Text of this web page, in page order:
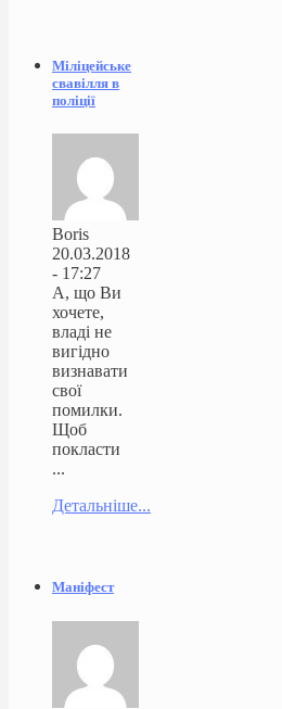
Міліцейське
свавілля в
поліції
Boris
20.03.2018
- 17:27
А, що Ви
хочете,
владі не
вигідно
визнавати
свої
помилки.
Щоб
покласти
...
Детальніше...
Маніфест